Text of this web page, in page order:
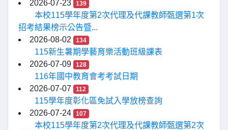
2026-07-23
139
本校115學年度第2次代理及代課教師甄選第1次
招考結果榜示公告暨...
2026-08-02
134
115新生暑期學藝育樂活動班級課表
2026-07-09
128
116年國中教育會考考試日期
2026-07-07
112
115學年度彰化區免試入學放榜查詢
2026-07-24
107
本校115學年度第2次代理及代課教師甄選第2次